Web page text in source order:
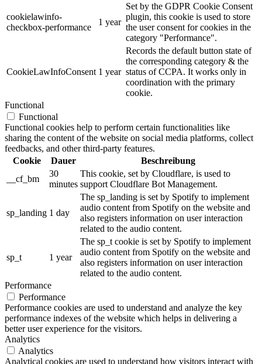
cookielawinfo-
checkbox-performance
1 year
Set by the GDPR Cookie Consent
plugin, this cookie is used to store
the user consent for cookies in the
category "Performance".
CookieLawInfoConsent 1 year
Records the default button state of
the corresponding category & the
status of CCPA. It works only in
coordination with the primary
cookie.
Functional
Functional
Functional cookies help to perform certain functionalities like
sharing the content of the website on social media platforms, collect
feedbacks, and other third-party features.
Cookie
Dauer
Beschreibung
__cf_bm
30
minutes
This cookie, set by Cloudflare, is used to
support Cloudflare Bot Management.
sp_landing 1 day
The sp_landing is set by Spotify to implement
audio content from Spotify on the website and
also registers information on user interaction
related to the audio content.
sp_t 1 year
The sp_t cookie is set by Spotify to implement
audio content from Spotify on the website and
also registers information on user interaction
related to the audio content.
Performance
Performance
Performance cookies are used to understand and analyze the key
performance indexes of the website which helps in delivering a
better user experience for the visitors.
Analytics
Analytics
Analytical cookies are used to understand how visitors interact with